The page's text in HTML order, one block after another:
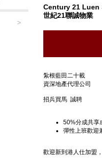
>
Century 21
世紀21聯誠物業
紮根藍田二十載
資深地產代理公司
招兵買馬 誠聘
50%分成共享
彈性上班歡迎
歡迎新到港人仕加盟